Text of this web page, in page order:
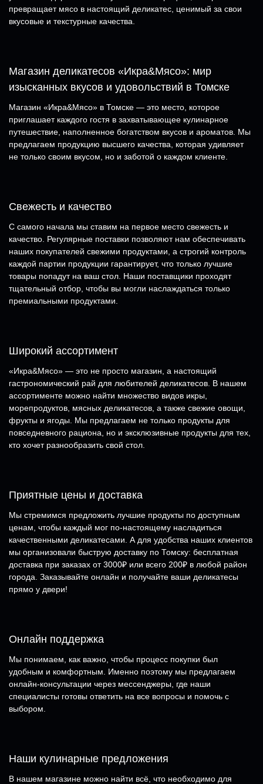
превращает мясо в настоящий деликатес, ценимый за свои
вкусовые и текстурные качества.
Магазин деликатесов «Икра&Мясо»: мир
изысканных вкусов и удовольствий в Томске
Магазин «Икра&Мясо» в Томске — это место, которое
приглашает каждого гостя в захватывающее кулинарное
путешествие, наполненное богатством вкусов и ароматов. Мы
предлагаем продукцию высшего качества, которая удивляет
не только своим вкусом, но и заботой о каждом клиенте.
Свежесть и качество
С самого начала мы ставим на первое место свежесть и
качество. Регулярные поставки позволяют нам обеспечивать
наших покупателей свежими продуктами, а строгий контроль
каждой партии продукции гарантирует, что только лучшие
товары попадут на ваш стол. Наши поставщики проходят
тщательный отбор, чтобы вы могли наслаждаться только
премиальными продуктами.
Широкий ассортимент
«Икра&Мясо» — это не просто магазин, а настоящий
гастрономический рай для любителей деликатесов. В нашем
ассортименте можно найти множество видов икры,
морепродуктов, мясных деликатесов, а также свежие овощи,
фрукты и ягоды. Мы предлагаем не только продукты для
повседневного рациона, но и эксклюзивные продукты для тех,
кто хочет разнообразить свой стол.
Приятные цены и доставка
Мы стремимся предложить лучшие продукты по доступным
ценам, чтобы каждый мог по-настоящему насладиться
качественными деликатесами. А для удобства наших клиентов
мы организовали быструю доставку по Томску: бесплатная
доставка при заказах от 3000₽ или всего 200₽ в любой район
города. Заказывайте онлайн и получайте ваши деликатесы
прямо у двери!
Онлайн поддержка
Мы понимаем, как важно, чтобы процесс покупки был
удобным и комфортным. Именно поэтому мы предлагаем
онлайн-консультации через мессенджеры, где наши
специалисты готовы ответить на все вопросы и помочь с
выбором.
Наши кулинарные предложения
В нашем магазине можно найти всё, что необходимо для